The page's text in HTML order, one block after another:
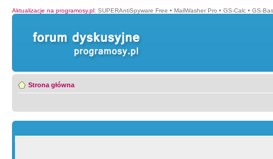
Aktualizacje na programosy.pl: SUPERAntiSpyware Free • MailWasher Pro • GS-Calc • GS-
Strona główna